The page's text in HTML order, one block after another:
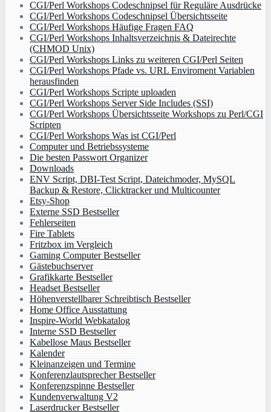
CGI/Perl Workshops Codeschnipsel für Reguläre Ausdrücke
CGI/Perl Workshops Codeschnipsel Übersichtsseite
CGI/Perl Workshops Häufige Fragen FAQ
CGI/Perl Workshops Inhaltsverzeichnis & Dateirechte
(CHMOD Unix)
CGI/Perl Workshops Links zu weiteren CGI/Perl Seiten
CGI/Perl Workshops Pfade vs. URL Enviroment Variablen
herausfinden
CGI/Perl Workshops Scripte uploaden
CGI/Perl Workshops Server Side Includes (SSI)
CGI/Perl Workshops Übersichtsseite Workshops zu Perl/CGI
Scripten
CGI/Perl Workshops Was ist CGI/Perl
Computer und Betriebssysteme
Die besten Passwort Organizer
Downloads
ENV Script, DBI-Test Script, Dateichmoder, MySQL
Backup & Restore, Clicktracker und Multicounter
Etsy-Shop
Externe SSD Bestseller
Fehlerseiten
Fire Tablets
Fritzbox im Vergleich
Gaming Computer Bestseller
Gästebuchserver
Grafikkarte Bestseller
Headset Bestseller
Höhenverstellbarer Schreibtisch Bestseller
Home Office Ausstattung
Inspire-World Webkatalog
Interne SSD Bestseller
Kabellose Maus Bestseller
Kalender
Kleinanzeigen und Termine
Konferenzlautsprecher Bestseller
Konferenzspinne Bestseller
Kundenverwaltung V2
Laserdrucker Bestseller